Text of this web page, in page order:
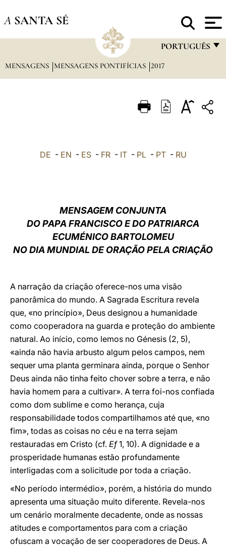
A SANTA SÉ
PORTUGUÊS
FRANÇAIS
ITALIANO
中文
LATINE
MENSAGENS MENSAGENS PONTIFÍCIAS 2017
DE - EN - ES- FR- IT- PL- PT- RU
MENSAGEM CONJUNTA
DO PAPA FRANCISCO E DO PATRIARCA
ECUMÉNICO BARTOLOMEU
NO DIA MUNDIAL DE ORAÇÃO PELA CRIAÇÃO
A narração da criação oferece-nos uma visão
panorâmica do mundo. A Sagrada Escritura revela
que, «no princípio», Deus designou a humanidade
como cooperadora na guarda e proteção do ambiente
natural. Ao início, como lemos no Génesis (2, 5),
«ainda não havia arbusto algum pelos campos, nem
sequer uma planta germinara ainda, porque o Senhor
Deus ainda não tinha feito chover sobre a terra, e não
havia homem para a cultivar». A terra foi-nos confiada
como dom sublime e como herança, cuja
responsabilidade todos compartilhamos até que, «no
fim», todas as coisas no céu e na terra sejam
restauradas em Cristo (cf. Ef1, 10). A dignidade e a
prosperidade humanas estão profundamente
interligadas com a solicitude por toda a criação.
«No período intermédio», porém, a história do mundo
apresenta uma situação muito diferente. Revela-nos
um cenário moralmente decadente, onde as nossas
atitudes e comportamentos para com a criação
ofuscam a vocação de ser cooperadores de Deus. A